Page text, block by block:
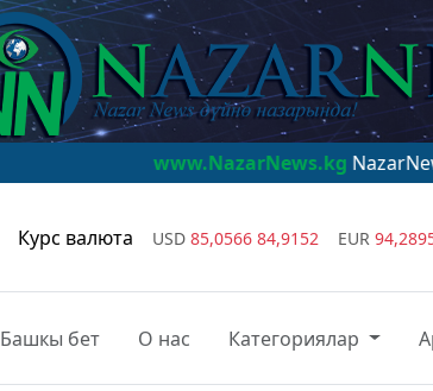
www.NazarNews.kgNazarNews - дүйнө
Курс валюта USD 85,0566 84,9152 EUR
Башкы бет О нас Категориялар